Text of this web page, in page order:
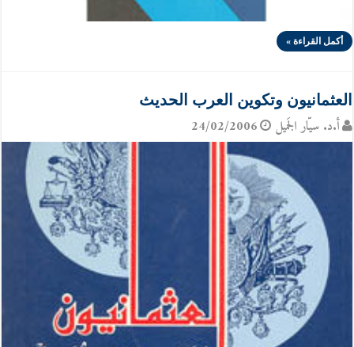
أكمل القراءة »
العثمانيون وتكوين العرب الحديث
أ.د. سيّار الجَميل 24/02/2006